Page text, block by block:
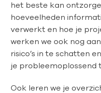
het beste kan
hoeveelheden
verwerkt en hoe je
werken we ook nog
risico’s in te schatten
je probleemoplossend
Ook leren we je